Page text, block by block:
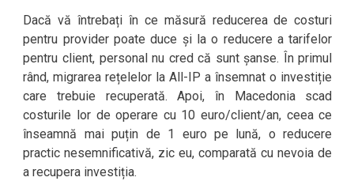
Dacă vă întrebați în ce măsură reducerea de costuri
pentru provider poate duce și la o reducere a tarifelor
pentru client, personal nu cred că sunt șanse. În primul
rând, migrarea rețelelor la All-IP a însemnat o investiție
care trebuie recuperată. Apoi, în Macedonia scad
costurile lor de operare cu 10 euro/client/an, ceea ce
înseamnă mai puțin de 1 euro pe lună, o reducere
practic nesemnificativă, zic eu, comparată cu nevoia de
a recupera investiția.